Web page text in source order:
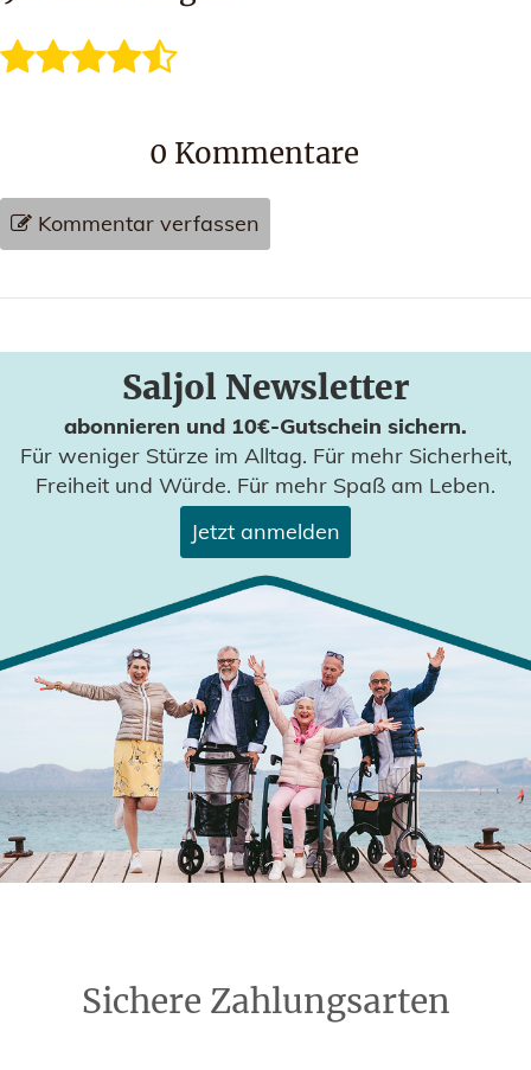
0 Kommentare
Kommentar verfassen
Saljol Newsletter
abonnieren und 10€-Gutschein sichern.
Für weniger Stürze im Alltag. Für mehr Sicherheit,
Freiheit und Würde. Für mehr Spaß am Leben.
Jetzt anmelden
Sichere Zahlungsarten